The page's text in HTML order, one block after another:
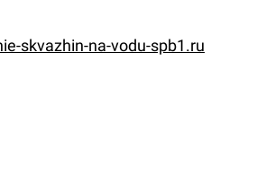
skvazhin-na-vodu-spb1.ru